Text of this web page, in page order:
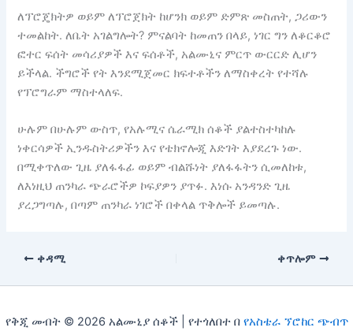
ለፕሮጄክትዎ ወይም ለፕሮጀክት ከሆንክ ወይም ድምጽ መስጠት, ጋሪውን
ተመልከት. ለቤት አገልግሎት? ምናልባት ከመጠን በላይ, ነገር ግን ለቆርቆሮ
ፎተር ፍሰት መሳሪያዎች እና ፍሰቶች, አልሙኒና ምርጥ ውርርድ ሊሆን
ይችላል. ችግሮች የት እንደሚጀመር ክፍተቶችን ለማስቀረት የተሻሉ
የፕሮግራም ማስተላለፍ.
ሁሉም በሁሉም ውስጥ, የአሉሚና ሴራሚክ ሰቆች ያልተስተካከሉ
ነቀርሳዎች ኢንዱስትሪዎችን እና የቴክኖሎጂ እድገት እያደረጉ ነው.
በሚቀጥለው ጊዜ ያለፋፋፊ ወይም ብልሹነት ያለፋፋትን ሲመለከቱ,
ለእነዚህ ጠንካራ ጭራሮችዎ ኮፍያዎን ያጥፉ. እነሱ አንዳንድ ጊዜ
ያረጋግጣሉ, በጣም ጠንካራ ነገሮች በቀላል ጥቅሎች ይመጣሉ.
ቀዳሚ ቀጥሎም
የቅጂ መብት © 2026 አልሙኒያ ሰቆች | የተጎለበተ በ የአስቴራ ኘሮከር ጭብጥ